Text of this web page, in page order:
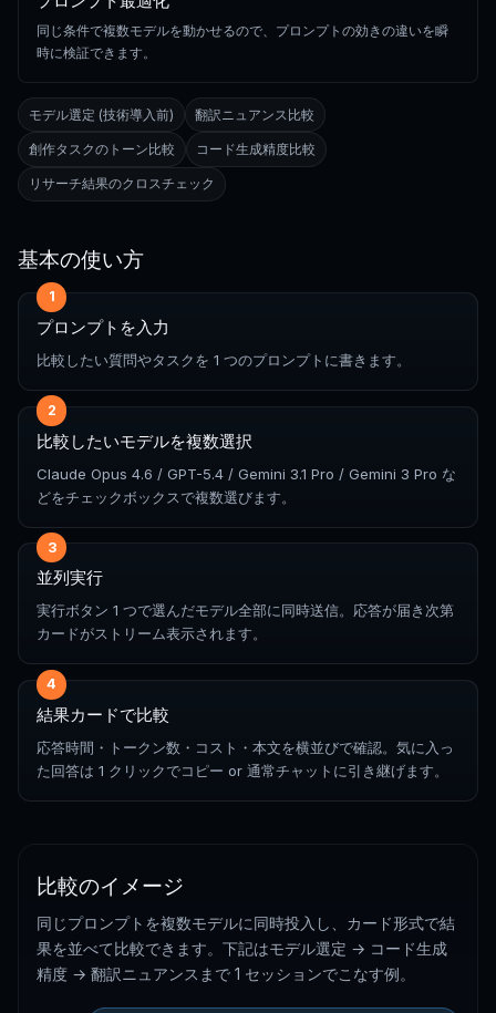
同じ条件で複数モデルを動かせるので、プロンプトの効きの違いを瞬
時に検証できます。
モデル選定 (技術導入前) 翻訳ニュアンス比較
創作タスクのトーン比較 コード生成精度比較
リサーチ結果のクロスチェック
基本の使い方
1
プロンプトを入力
比較したい質問やタスクを 1 つのプロンプトに書きます。
2
比較したいモデルを複数選択
Claude Opus 4.6 / GPT-5.4 / Gemini 3.1 Pro / Gemini 3 Pro な
どをチェックボックスで複数選びます。
3
並列実行
実行ボタン 1 つで選んだモデル全部に同時送信。応答が届き次第
カードがストリーム表示されます。
4
結果カードで比較
応答時間・トークン数・コスト・本文を横並びで確認。気に入っ
た回答は 1 クリックでコピー or 通常チャットに引き継げます。
比較のイメージ
同じプロンプトを複数モデルに同時投入し、カード形式で結
果を並べて比較できます。下記はモデル選定 → コード生成
精度 → 翻訳ニュアンスまで 1 セッションでこなす例。